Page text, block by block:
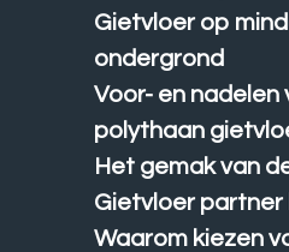
Gietvloer op
ondergrond
Voor- en nadelen
polythaan
Het gemak van
Gietvloer partner
Waarom kiezen